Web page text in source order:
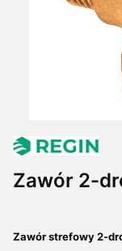
Zawór 2-
Zawór strefowy 2-